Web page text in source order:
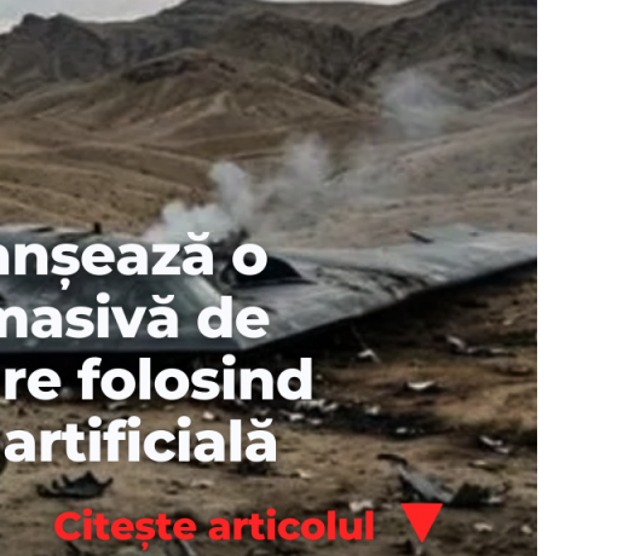
De ce ai pleca(t) din
biserica locală?
Dragă Ciprian.
Mesaj Florin
Ianovici